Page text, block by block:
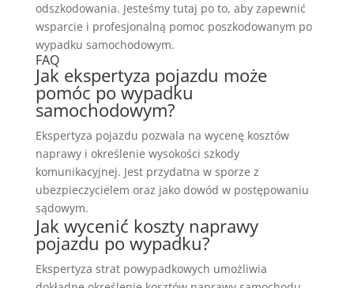
odszkodowania. Jesteśmy tutaj po to, aby zapewnić
wsparcie i profesjonalną pomoc poszkodowanym po
wypadku samochodowym.
FAQ
Jak ekspertyza pojazdu może
pomóc po wypadku
samochodowym?
Ekspertyza pojazdu pozwala na wycenę kosztów
naprawy i określenie wysokości szkody
komunikacyjnej. Jest przydatna w sporze z
ubezpieczycielem oraz jako dowód w postępowaniu
sądowym.
Jak wycenić koszty naprawy
pojazdu po wypadku?
Ekspertyza strat powypadkowych umożliwia